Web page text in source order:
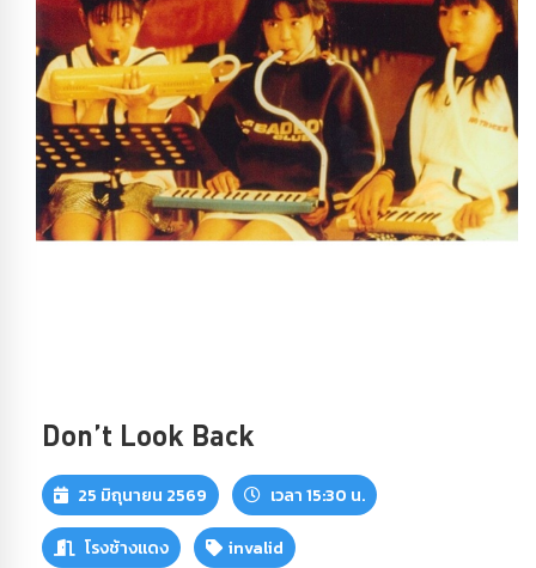
Don’t Look Back
25 มิถุนายน 2569 เวลา 15:30 น.
โรงช้างแดง
invalid